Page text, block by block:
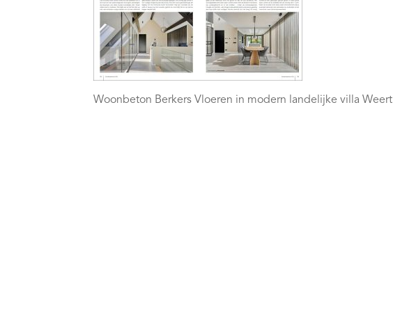
Woonbeton Berkers Vloeren in modern landelijke villa Weert